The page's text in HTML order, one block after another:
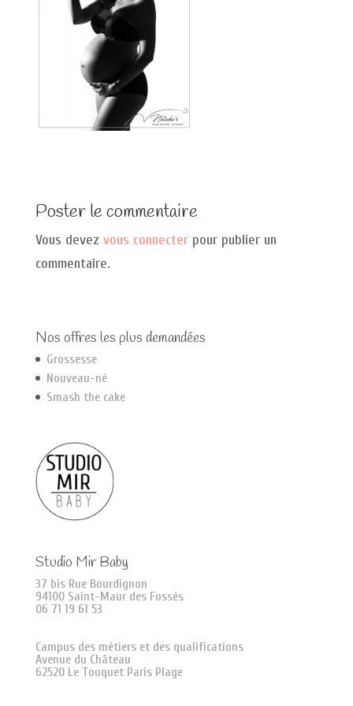
Poster le commentaire
Vous devez vous connecterpour publier un
commentaire.
Nos offres les plus demandées
Grossesse
Nouveau-né
Smash the cake
Studio Mir Baby
37 bis Rue Bourdignon
94100 Saint-Maur des Fossés
06 71 19 61 53
Campus des métiers et des qualifications
Avenue du Château
62520 Le Touquet Paris Plage